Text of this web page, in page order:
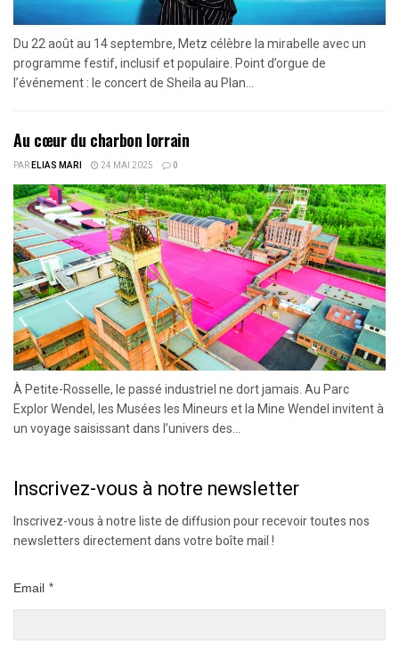
Du 22 août au 14 septembre, Metz célèbre la mirabelle avec un
programme festif, inclusif et populaire. Point d’orgue de
l’événement : le concert de Sheila au Plan...
Au cœur du charbon lorrain
PARELIAS MARI 24 MAI 2025 0
À Petite-Rosselle, le passé industriel ne dort jamais. Au Parc
Explor Wendel, les Musées les Mineurs et la Mine Wendel invitent à
un voyage saisissant dans l’univers des...
Inscrivez-vous à notre newsletter
Inscrivez-vous à notre liste de diffusion pour recevoir toutes nos
newsletters directement dans votre boîte mail !
Email *